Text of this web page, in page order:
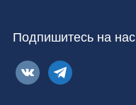
Подпишитесь на нас
vkontaktetelegram